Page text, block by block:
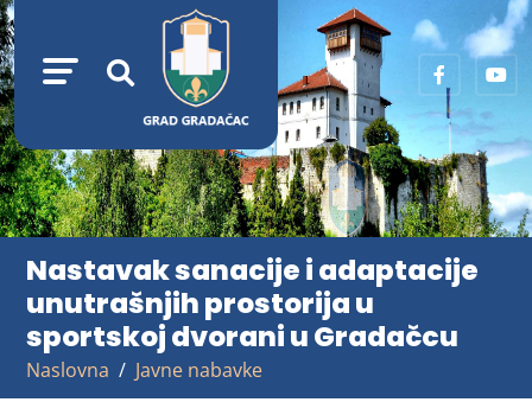
Nastavak sanacije i adaptacije
unutrašnjih prostorija u
sportskoj dvorani u Gradačcu
Naslovna Javne nabavke